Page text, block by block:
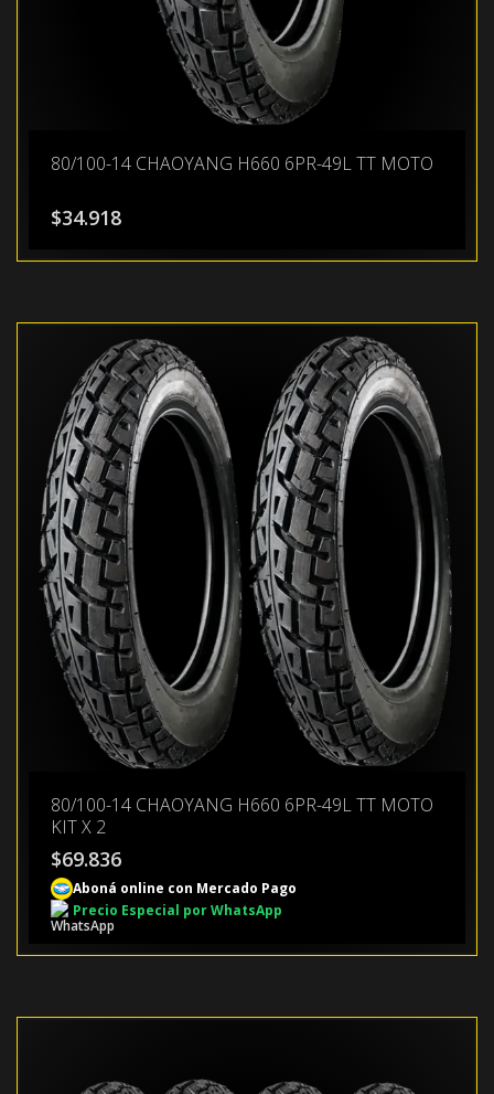
80/100-14 CHAOYANG H660 6PR-49L TT MOTO
$34.918
80/100-14 CHAOYANG H660 6PR-49L TT MOTO
KIT X 2
$69.836
Aboná online con Mercado Pago
Precio Especial por WhatsApp